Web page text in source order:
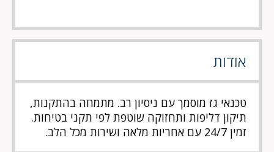
אודות
טכנאי גז מוסמך עם ניסיון רב. מתמחה בהתקנות,
תיקון דליפות ותחזוקה שוטפת לפי תקני בטיחות.
זמין 24/7 עם אחריות מלאה ושירות מכל הלב.